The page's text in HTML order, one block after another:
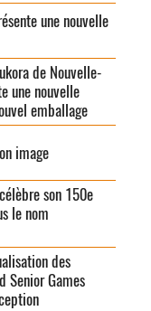
une nouvelle
de Nouvelle-
une nouvelle
emballage
image
son 150e
le nom
des
Senior Games